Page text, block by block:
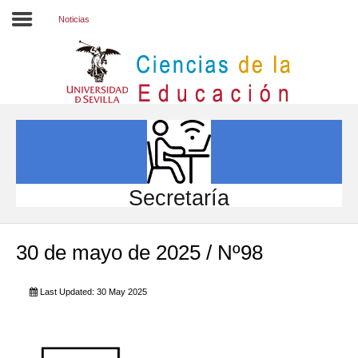
INVESTIGACIÓN
INTERNACIONAL
Directorio FCCE
Noticias
Secretaría
30 de mayo de 2025 / Nº98
Last Updated: 30 May 2025